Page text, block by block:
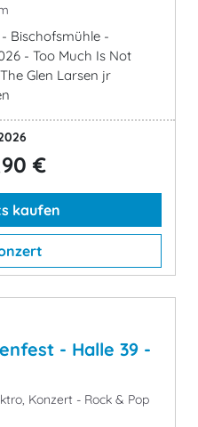
- Bischofsmühle -
- Too Much Is Not
Glen Larsen jr
€
kaufen
- Halle 39 -
Konzert - Rock & Pop